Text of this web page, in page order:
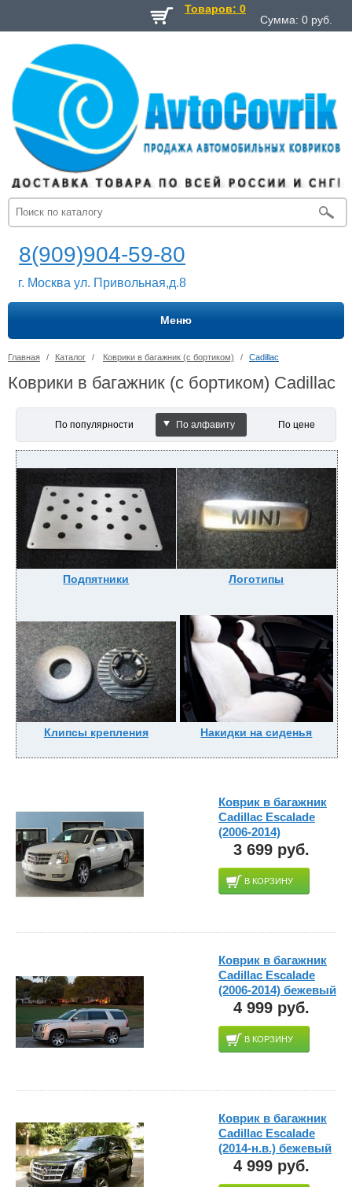
Товаров: 0
Сумма: 0 руб.
8(909)904-59-80
г. Москва ул. Привольная,д.8
Меню
Главная / Каталог / Коврики в багажник (с бортиком) / Cadillac
Коврики в багажник (с бортиком) Cadillac
По популярности По алфавиту По цене
Подпятники Логотипы
Клипсы крепления Накидки на сиденья
Коврик в багажник
Cadillac Escalade
(2006-2014)
3 699 руб.
В КОРЗИНУ
Коврик в багажник
Cadillac Escalade
(2006-2014) бежевый
4 999 руб.
В КОРЗИНУ
Коврик в багажник
Cadillac Escalade
(2014-н.в.) бежевый
4 999 руб.